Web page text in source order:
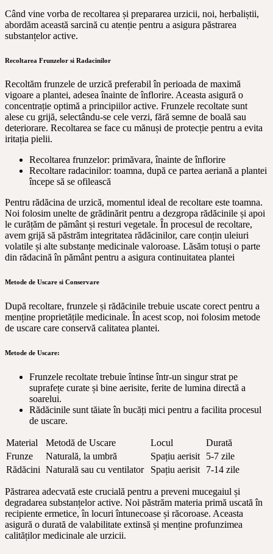
Când vine vorba de recoltarea și prepararea urzicii, noi, herbaliștii,
abordăm această sarcină cu atenție pentru a asigura păstrarea
substanțelor active.
Recoltarea Frunzelor si Radacinilor
Recoltăm frunzele de urzică preferabil în perioada de maximă
vigoare a plantei, adesea înainte de înflorire. Aceasta asigură o
concentrație optimă a principiilor active. Frunzele recoltate sunt
alese cu grijă, selectându-se cele verzi, fără semne de boală sau
deteriorare. Recoltarea se face cu mănuși de protecție pentru a evita
iritația pielii.
Recoltarea frunzelor: primăvara, înainte de înflorire
Recoltare radacinilor: toamna, după ce partea aeriană a plantei
începe să se ofilească
Pentru rădăcina de urzică, momentul ideal de recoltare este toamna.
Noi folosim unelte de grădinărit pentru a dezgropa rădăcinile și apoi
le curățăm de pământ și resturi vegetale. În procesul de recoltare,
avem grijă să păstrăm integritatea rădăcinilor, care conțin uleiuri
volatile și alte substanțe medicinale valoroase. Lăsăm totuși o parte
din rădacină în pământ pentru a asigura continuitatea plantei
Metode de Uscare si Conservare
După recoltare, frunzele și rădăcinile trebuie uscate corect pentru a
menține proprietățile medicinale. În acest scop, noi folosim metode
de uscare care conservă calitatea plantei.
Metode de Uscare:
Frunzele recoltate trebuie întinse într-un singur strat pe
suprafețe curate și bine aerisite, ferite de lumina directă a
soarelui.
Rădăcinile sunt tăiate în bucăți mici pentru a facilita procesul
de uscare.
Material Metodă de Uscare Locul
Durată
Frunze
Naturală, la umbră Spațiu aerisit
5-7 zile
Rădăcini Naturală sau cu ventilator Spațiu aerisit 7-14 zile
Păstrarea adecvată este crucială pentru a preveni mucegaiul și
degradarea substanțelor active. Noi păstrăm materia primă uscată în
recipiente ermetice, în locuri întunecoase și răcoroase. Aceasta
asigură o durată de valabilitate extinsă și menține profunzimea
calităților medicinale ale urzicii.